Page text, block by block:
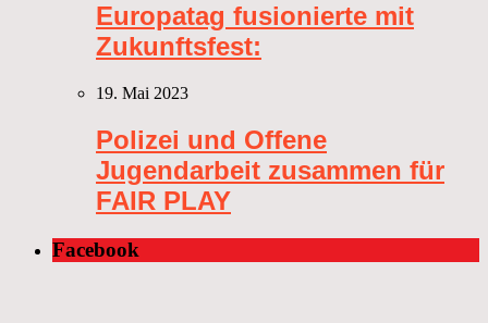
Europatag fusionierte mit
Zukunftsfest:
19. Mai 2023
Polizei und Offene
Jugendarbeit zusammen für
FAIR PLAY
Facebook